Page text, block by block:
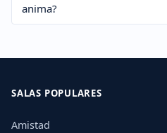
anima?
SALAS POPULARES
Amistad